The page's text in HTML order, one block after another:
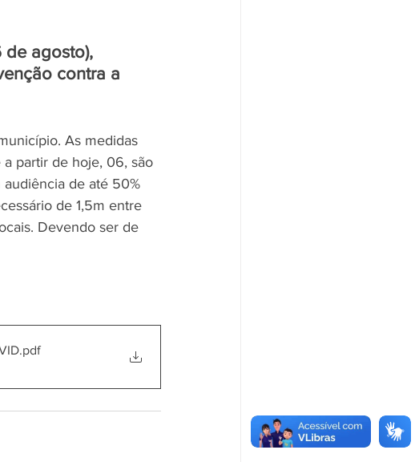
de agosto),
contra a
As medidas
partir de hoje, 06, são
de até 50%
de 1,5m entre
Devendo ser de
.pdf